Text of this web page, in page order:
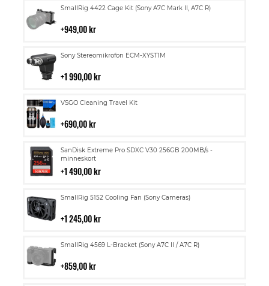
SmallRig 4422 Cage Kit (Sony A7C Mark II, A7C R)
949,00 kr
Lägg
i
Sony Stereomikrofon ECM-XYST1M
1 990,00 kr
Lägg
i
VSGO Cleaning Travel Kit
690,00 kr
Lägg
i
SanDisk Extreme Pro SDXC V30 256GB 200MB/s -
minneskort
1 490,00 kr
Lägg
till
i
SmallRig 5152 Cooling Fan (Sony Cameras)
1 245,00 kr
Lägg
i
SmallRig 4569 L-Bracket (Sony A7C II / A7C R)
859,00 kr
Lägg
i